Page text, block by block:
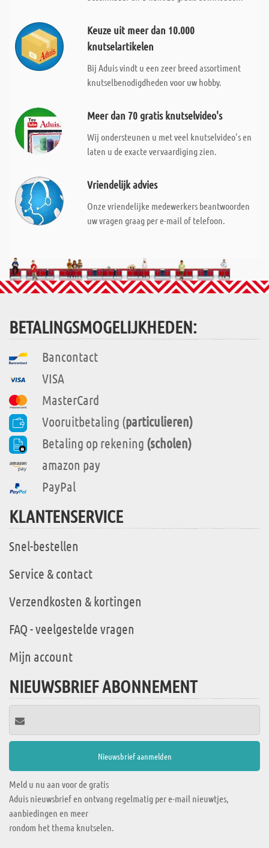
Keuze uit meer dan 10.000
knutselartikelen
Bij Aduis vindt u een zeer breed assortiment
knutselbenodigdheden voor uw hobby.
Meer dan 70 gratis knutselvideo's
Wij ondersteunen u met veel knutselvideo's en
laten u de exacte vervaardiging zien.
Vriendelijk advies
Onze vriendelijke medewerkers beantwoorden
uw vragen graag per e-mail of telefoon.
BETALINGSMOGELIJKHEDEN:
Bancontact
VISA
MasterCard
Vooruitbetaling (particulieren)
Betaling op rekening (scholen)
amazon pay
PayPal
KLANTENSERVICE
Snel-bestellen
Service & contact
Verzendkosten & kortingen
FAQ - veelgestelde vragen
Mijn account
NIEUWSBRIEF ABONNEMENT
Meld u nu aan voor de gratis
Aduis nieuwsbrief en ontvang regelmatig per e-mail nieuwtjes,
aanbiedingen en meer
rondom het thema knutselen.